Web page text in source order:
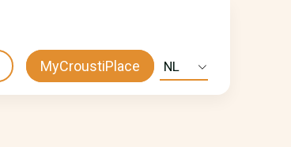
MyCroustiPlace
Select